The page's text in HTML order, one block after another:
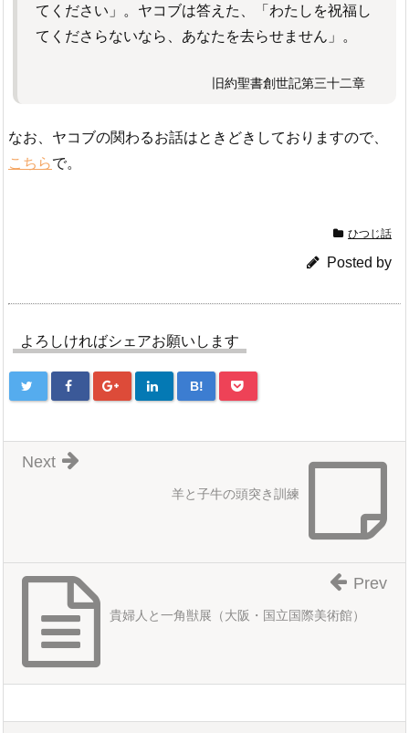
てください」。ヤコブは答えた、「わたしを祝福し
てくださらないなら、あなたを去らせません」。
旧約聖書創世記第三十二章
なお、ヤコブの関わるお話はときどきしておりますので、
こちらで。
ひつじ話
Posted by
よろしければシェアお願いします
B!
羊と子牛の頭突き訓練
Next
貴婦人と一角獣展（大阪・国立国際美術館）
Prev